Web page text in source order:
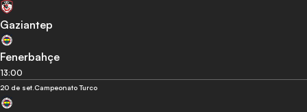
Gaziantep
Fenerbahçe
13:00
20 de set.Campeonato Turco